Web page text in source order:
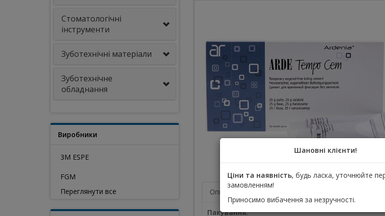
Стоматологічні
інструменти
Зуботехнічні матеріали
Зуботехнічне
обладнання
Виробники
3M ESPE
FGM
Переглянути все
Опис
Пакування:
Шановні клієнти!
Ціни та наявність, будь ласка, уточнюйте
замовленням!
Приносимо вибачення за незручності.